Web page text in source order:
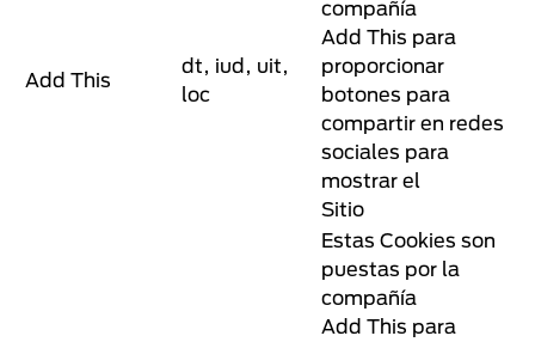
Add This
dt, iud, uit,
loc
compañía
Add This para
proporcionar
botones para
compartir en redes
sociales para
mostrar el
Sitio
Estas Cookies son
puestas por la
compañía
Add This para